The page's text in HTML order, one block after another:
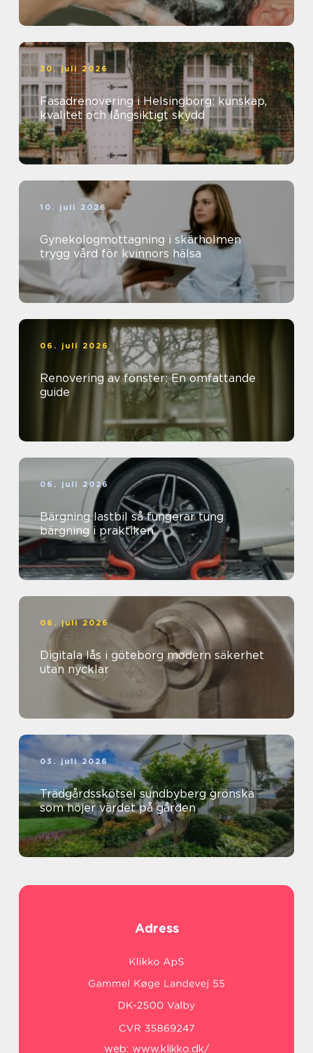
30. juli 2026
Fasadrenovering i Helsingborg: kunskap,
kvalitet och långsiktigt skydd
10. juli 2026
Gynekologmottagning i skärholmen
trygg vård för kvinnors hälsa
06. juli 2026
Renovering av fönster: En omfattande
guide
06. juli 2026
Bärgning lastbil så fungerar tung
bärgning i praktiken
06. juli 2026
Digitala lås i göteborg modern säkerhet
utan nycklar
03. juli 2026
Trädgårdsskötsel sundbyberg grönska
som höjer värdet på gården
Adress
web: www.klikko.dk/